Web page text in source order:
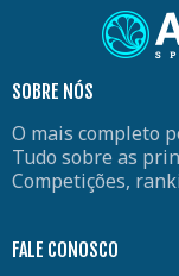
SOBRE NÓS
O mais completo
Tudo sobre as
Competições,
FALE CONOSCO